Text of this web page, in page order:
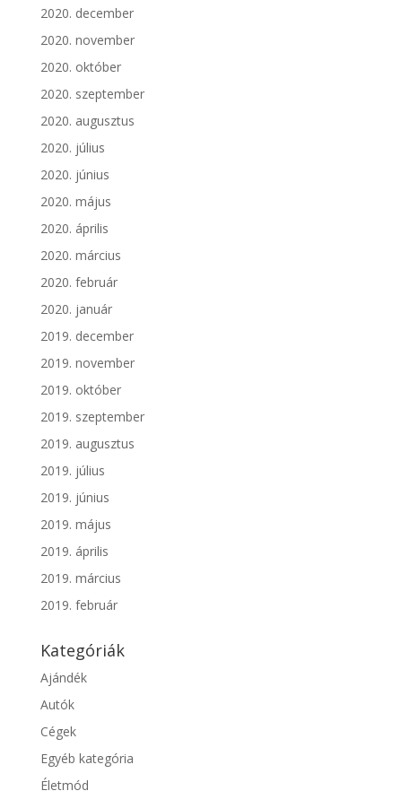
2020. december
2020. november
2020. október
2020. szeptember
2020. augusztus
2020. július
2020. június
2020. május
2020. április
2020. március
2020. február
2020. január
2019. december
2019. november
2019. október
2019. szeptember
2019. augusztus
2019. július
2019. június
2019. május
2019. április
2019. március
2019. február
Kategóriák
Ajándék
Autók
Cégek
Egyéb kategória
Életmód